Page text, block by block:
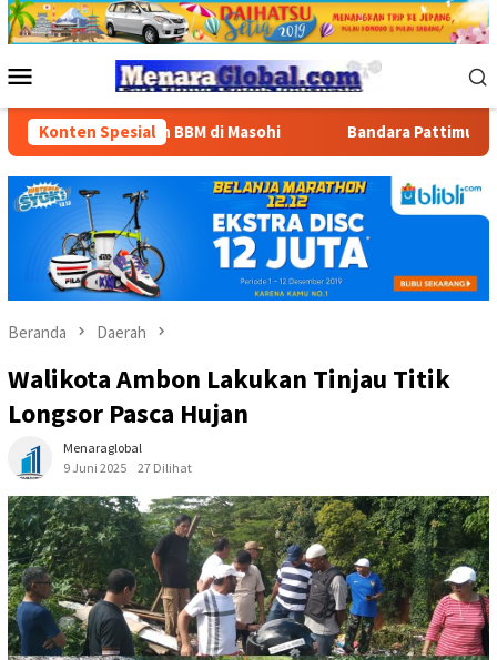
Loncat
ke
Mobile
Konten Spesial
BBM di Masohi Bandara Pattimura Kenalkan
Beranda Daerah
Walikota Ambon Lakukan Tinjau Titik
Longsor Pasca Hujan
Menaraglobal
9 Juni 2025
27 Dilihat